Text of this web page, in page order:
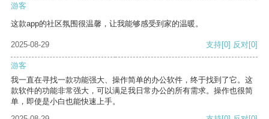
游客
这款app的社区氛围很温馨，让我能够感受到家的温暖。
2025-08-29 支持[0] 反对[0]
游客
我一直在寻找一款功能强大、操作简单的办公软件，终于找到了它。这
款软件的功能非常强大，可以满足我日常办公的所有需求。操作也很简
单，即使是小白也能快速上手。